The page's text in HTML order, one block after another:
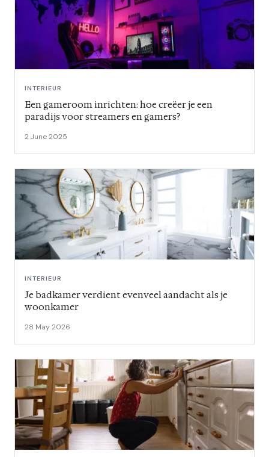
INTERIEUR
Een gameroom inrichten: hoe creëer je een
paradijs voor streamers en gamers?
2 June 2025
INTERIEUR
Je badkamer verdient evenveel aandacht als je
woonkamer
28 May 2026